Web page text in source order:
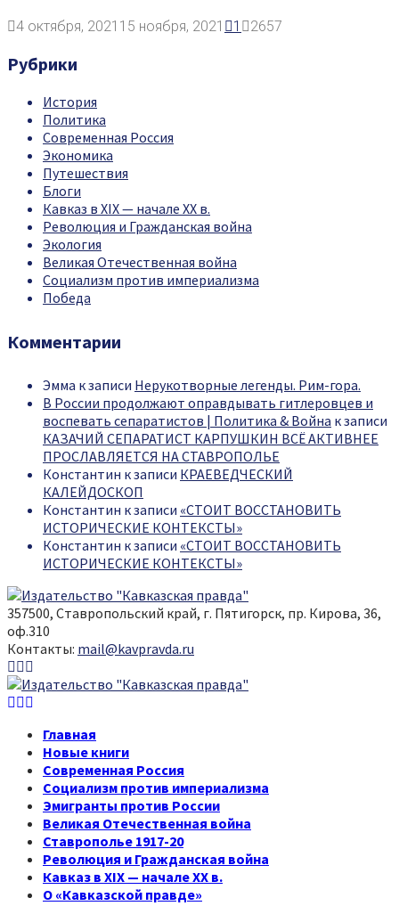
4 октября, 2021 15 ноября, 2021 1 2657
Рубрики
История
Политика
Современная Россия
Экономика
Путешествия
Блоги
Кавказ в XIX — начале XX в.
Революция и Гражданская война
Экология
Великая Отечественная война
Социализм против империализма
Победа
Комментарии
Эмма к записи Нерукотворные легенды. Рим-гора.
В России продолжают оправдывать гитлеровцев и
воспевать сепаратистов | Политика & Война к записи
КАЗАЧИЙ СЕПАРАТИСТ КАРПУШКИН ВСЁ АКТИВНЕЕ
ПРОСЛАВЛЯЕТСЯ НА СТАВРОПОЛЬЕ
Константин к записи КРАЕВЕДЧЕСКИЙ
КАЛЕЙДОСКОП
Константин к записи «СТОИТ ВОССТАНОВИТЬ
ИСТОРИЧЕСКИЕ КОНТЕКСТЫ»
Константин к записи «СТОИТ ВОССТАНОВИТЬ
ИСТОРИЧЕСКИЕ КОНТЕКСТЫ»
357500, Ставропольский край, г. Пятигорск, пр. Кирова, 36,
оф.310
Контакты: mail@kavpravda.ru
Youtube
Vk
Youtube
Vk
Главная
Новые книги
Современная Россия
Социализм против империализма
Эмигранты против России
Великая Отечественная война
Ставрополье 1917-20
Революция и Гражданская война
Кавказ в XIX — начале XX в.
О «Кавказской правде»